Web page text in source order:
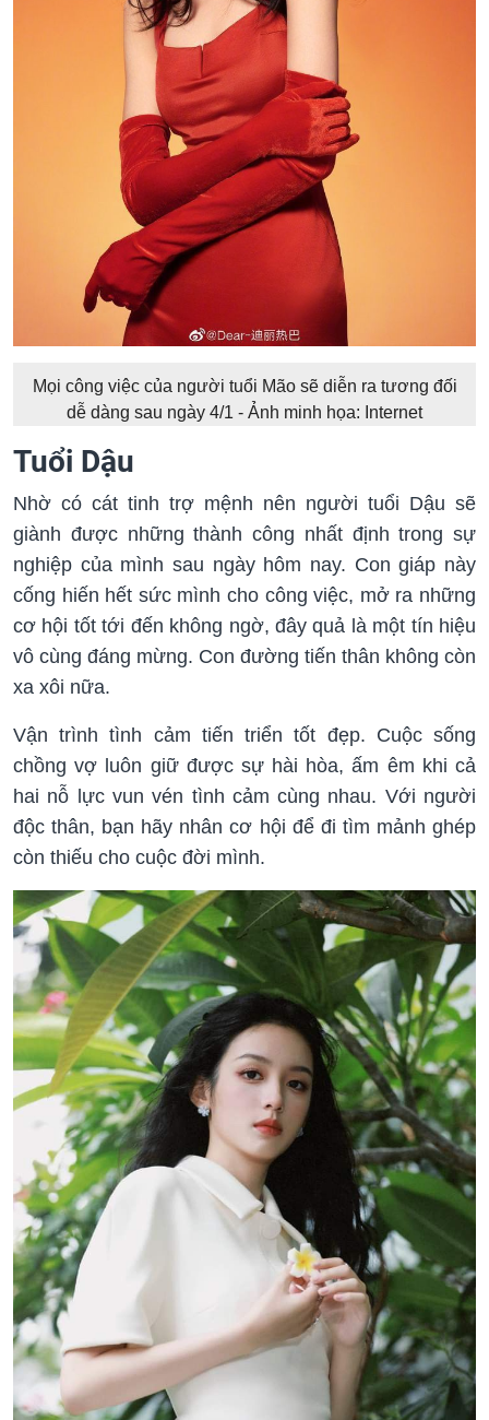
Mọi công việc của người tuổi Mão sẽ diễn ra tương đối
dễ dàng sau ngày 4/1 - Ảnh minh họa: Internet
Tuổi Dậu
Nhờ có cát tinh trợ mệnh nên người tuổi Dậu sẽ
giành được những thành công nhất định trong sự
nghiệp của mình sau ngày hôm nay. Con giáp này
cống hiến hết sức mình cho công việc, mở ra những
cơ hội tốt tới đến không ngờ, đây quả là một tín hiệu
vô cùng đáng mừng. Con đường tiến thân không còn
xa xôi nữa.
Vận trình tình cảm tiến triển tốt đẹp. Cuộc sống
chồng vợ luôn giữ được sự hài hòa, ấm êm khi cả
hai nỗ lực vun vén tình cảm cùng nhau. Với người
độc thân, bạn hãy nhân cơ hội để đi tìm mảnh ghép
còn thiếu cho cuộc đời mình.